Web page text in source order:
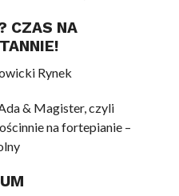
CZAS NA
Rynek
& Magister, czyli
na fortepianie –